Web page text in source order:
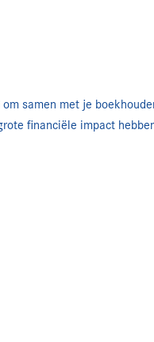
samen met je
financiële impact